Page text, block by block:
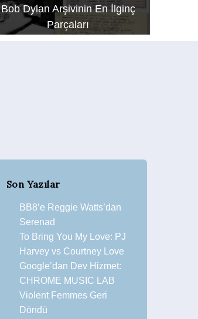
Bob Dylan Arşivinin En İlginç
Parçaları
Son Yazılar
BB8’e Reggie Watts’dan
Serenad
To Bring You My Love: PJ
Harvey vs Courtney Love
Google’dan Dev Hizmet:
CHROME MUSIC LAB
Violent Femmes Geri
Döndü